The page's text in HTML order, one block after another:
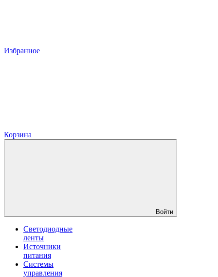
Избранное
Корзина
Войти
Светодиодные
ленты
Источники
питания
Системы
управления